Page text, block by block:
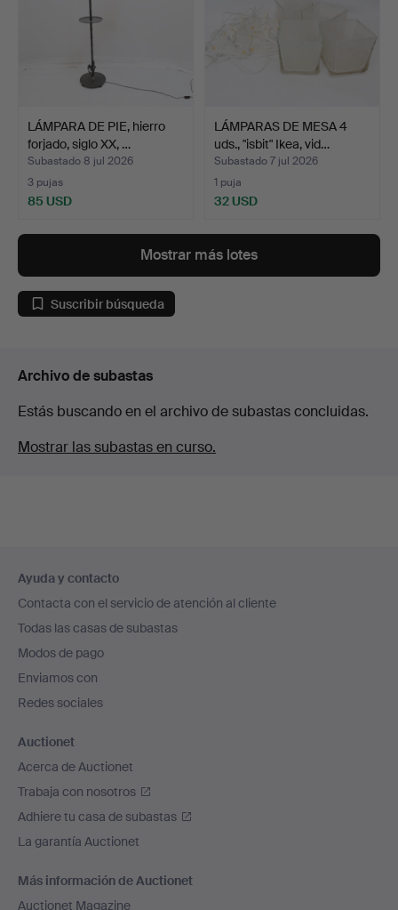
LÁMPARA DE PIE, hierro
forjado, siglo XX, …
Subastado 8 jul 2026
3 pujas
85 USD
LÁMPARAS DE MESA 4
uds., "isbit" Ikea, vid…
Subastado 7 jul 2026
1 puja
32 USD
Mostrar más lotes
Suscribir búsqueda
Archivo de subastas
Estás buscando en el archivo de subastas concluidas.
Mostrar las subastas en curso.
en
el
pie
de
página
Ayuda y contacto
Contacta con el servicio de atención al cliente
Todas las casas de subastas
Modos de pago
Enviamos con
Redes sociales
Auctionet
Acerca de Auctionet
Trabaja con nosotros
Adhiere tu casa de subastas
La garantía Auctionet
Más información de Auctionet
Auctionet Magazine